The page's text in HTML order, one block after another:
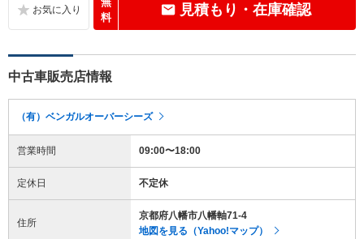
料
見積もり・在庫確認
中古車販売店情報
（有）ベンガルオーバーシーズ
営業時間 09:00〜18:00
定休日 不定休
住所
京都府八幡市八幡軸71-4
地図を見る（Yahoo!マップ）